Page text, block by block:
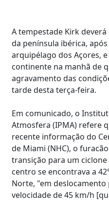
A tempestade Kirk
da península ibérica,
arquipélago dos Açores,
continente na manhã de
agravamento das
tarde desta terça-feira.
Em comunicado, o
Atmosfera (IPMA) refere
recente informação do
de Miami (NHC), o
transição para um
centro se encontrava a
Norte, "em deslocamento
velocidade de 45 km/h